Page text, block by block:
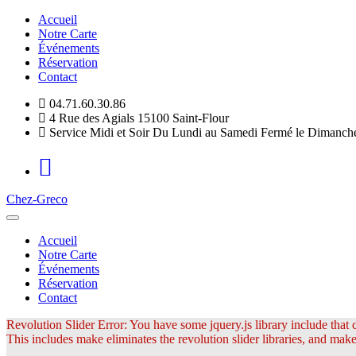
Accueil
Notre Carte
Événements
Réservation
Contact
04.71.60.30.86
4 Rue des Agials 15100 Saint-Flour
Service Midi et Soir Du Lundi au Samedi Fermé le
Chez-Greco
Accueil
Notre Carte
Événements
Réservation
Contact
Revolution Slider Error: You have some jquery.js library include that
This includes make eliminates the revolution slider libraries, and